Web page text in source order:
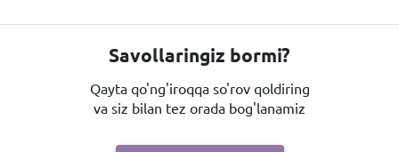
Savollaringiz bormi?
Qayta qo'ng'iroqqa so'rov qoldiring
va siz bilan tez orada bog'lanamiz